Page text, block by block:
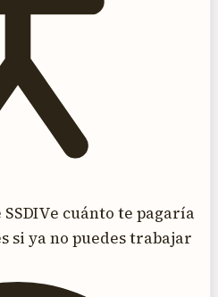
Ve cuánto te pagaría
si ya no puedes trabajar